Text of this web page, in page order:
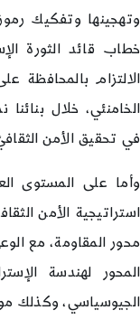
وتهجينها وتفكيك
خطاب قائد الثورة
الالتزام
الخامنئي، خلال بنائنا
في تحقيق الأمن
وأما على المستوى
استراتيجية الأمن
محور المقاومة، مع
المحور لهندسة
الجيوسياسي، وكذلك